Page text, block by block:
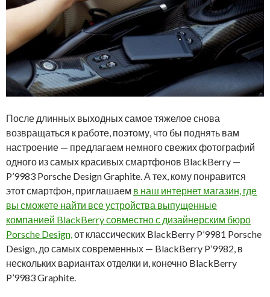
После длинных выходных самое тяжелое снова
возвращаться к работе, поэтому, что бы поднять вам
настроение — предлагаем немного свежих фотографий
одного из самых красивых смартфонов BlackBerry —
P’9983 Porsche Design Graphite. А тех, кому понравится
этот смартфон, приглашаем в наш интернет магазин, где
вы сможете найти все устройства выпущенные
компанией BlackBerry совместно с дизайнерским бюро
Porsche Design,от классических BlackBerry P’9981 Porsche
Design, до самых современных — BlackBerry P’9982, в
нескольких вариантах отделки и, конечно BlackBerry
P’9983 Graphite.